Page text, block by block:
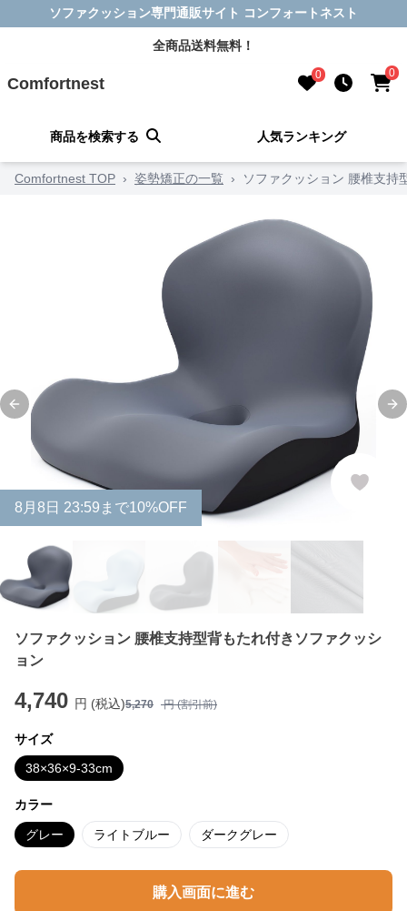
ソファクッション専門通販サイト コンフォートネスト
全商品送料無料！
Comfortnest 0 0
商品を検索する 人気ランキング
Comfortnest TOP › 姿勢矯正の一覧 › ソファクッション 腰椎支持
Previous slide
8 月 8 日 23:59まで10%OFF
ソファクッション 腰椎支持型背もたれ付きソファクッシ
ョン
4,740 円 (税込)5,270 円 (割引前)
サイズ
38×36×9-33cm
カラー
グレー ライトブルー ダークグレー
購入画面に進む